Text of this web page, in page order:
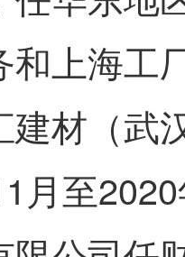
和上海工
建材（武
月至